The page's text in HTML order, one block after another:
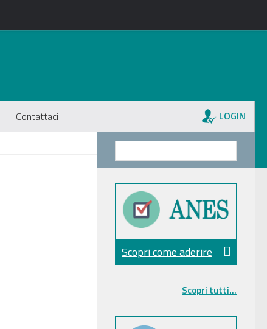
LOGIN
Contattaci
Scopri come aderire
Scopri tutti...